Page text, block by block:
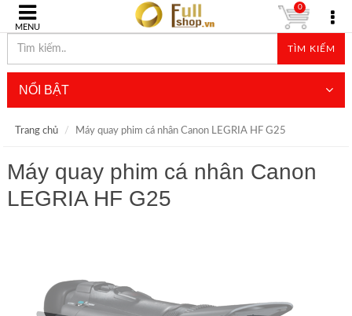
MENU
TÌM KIẾM
0
NỔI BẬT
Trang chủ Máy quay phim cá nhân Canon LEGRIA HF G25
Máy quay phim cá nhân Canon
LEGRIA HF G25